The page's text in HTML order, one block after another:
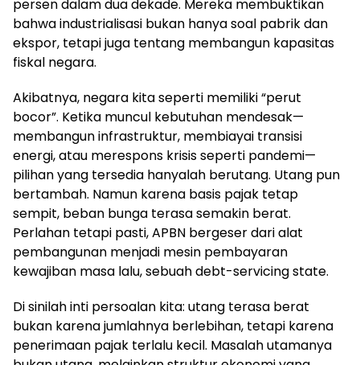
persen dalam dua dekade. Mereka membuktikan
bahwa industrialisasi bukan hanya soal pabrik dan
ekspor, tetapi juga tentang membangun kapasitas
fiskal negara.
Akibatnya, negara kita seperti memiliki “perut
bocor”. Ketika muncul kebutuhan mendesak—
membangun infrastruktur, membiayai transisi
energi, atau merespons krisis seperti pandemi—
pilihan yang tersedia hanyalah berutang. Utang pun
bertambah. Namun karena basis pajak tetap
sempit, beban bunga terasa semakin berat.
Perlahan tetapi pasti, APBN bergeser dari alat
pembangunan menjadi mesin pembayaran
kewajiban masa lalu, sebuah debt-servicing state.
Di sinilah inti persoalan kita: utang terasa berat
bukan karena jumlahnya berlebihan, tetapi karena
penerimaan pajak terlalu kecil. Masalah utamanya